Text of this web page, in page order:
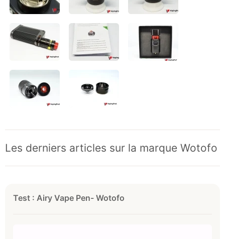
Les derniers articles sur la marque Wotofo
Test : Airy Vape Pen- Wotofo